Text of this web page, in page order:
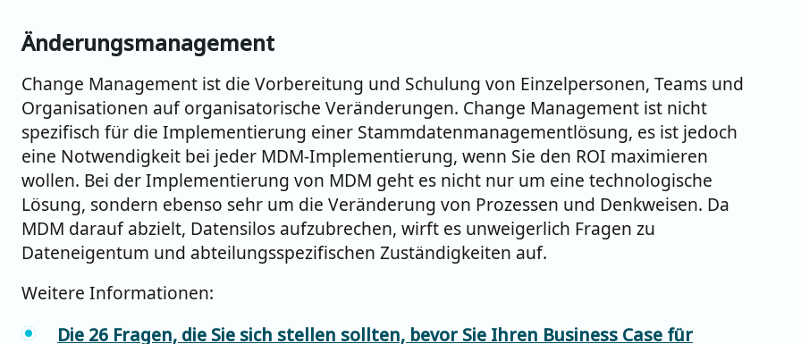
Änderungsmanagement
Change Management ist die Vorbereitung und Schulung von Einzelpersonen, Teams und
Organisationen auf organisatorische Veränderungen. Change Management ist nicht
spezifisch für die Implementierung einer Stammdatenmanagementlösung, es ist jedoch
eine Notwendigkeit bei jeder MDM-Implementierung, wenn Sie den ROI maximieren
wollen. Bei der Implementierung von MDM geht es nicht nur um eine technologische
Lösung, sondern ebenso sehr um die Veränderung von Prozessen und Denkweisen. Da
MDM darauf abzielt, Datensilos aufzubrechen, wirft es unweigerlich Fragen zu
Dateneigentum und abteilungsspezifischen Zuständigkeiten auf.
Weitere Informationen:
Die 26 Fragen, die Sie sich stellen sollten, bevor Sie Ihren Business Case für